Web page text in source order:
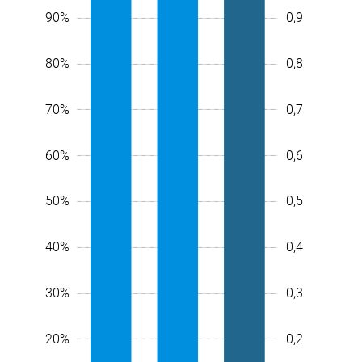
10%
90%
80%
70%
60%
50%
40%
30%
20%
0,0005
0,5
0,4
0,3
0,2
0,9
0,8
0,6
0,7